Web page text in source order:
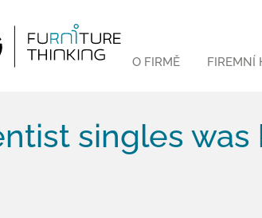
O FIRMĚ FIREMNÍ
singles was